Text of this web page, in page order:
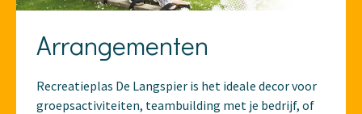
Arrangementen
Recreatieplas De Langspier is het ideale decor voor
groepsactiviteiten, teambuilding met je bedrijf, of